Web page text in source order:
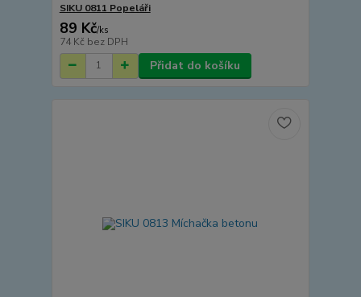
SIKU 0811 Popeláři
89 Kč/ks
74 Kč bez DPH
Přidat do košíku